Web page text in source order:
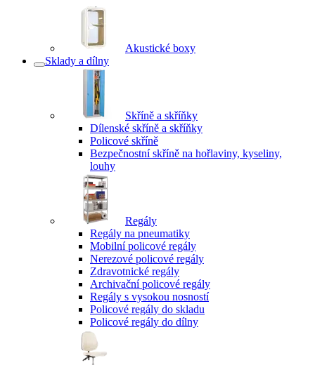
Akustické boxy
Sklady a dílny
Skříně a skříňky
Dílenské skříně a skříňky
Policové skříně
Bezpečnostní skříně na hořlaviny, kyseliny,
louhy
Regály
Regály na pneumatiky
Mobilní policové regály
Nerezové policové regály
Zdravotnické regály
Archivační policové regály
Regály s vysokou nosností
Policové regály do skladu
Policové regály do dílny